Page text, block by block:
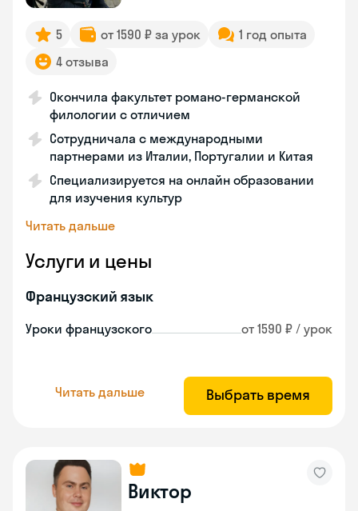
5 от 1590 ₽ за урок
1 год опыта
4 отзыва
Окончила факультет романо-германской
филологии с отличием
Сотрудничала с международными
партнерами из Италии, Португалии и Китая
Специализируется на онлайн образовании
для изучения культур
Читать дальше
Услуги и цены
Французский язык
Уроки французского от 1590 ₽ / урок
Читать дальше Выбрать время
Виктор